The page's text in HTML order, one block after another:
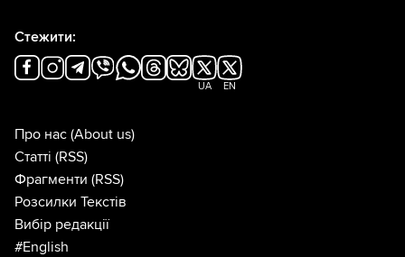
Стежити:
UA EN
Про нас (About us)
Статті (RSS)
Фрагменти (RSS)
Розсилки Текстів
Вибір редакції
#English